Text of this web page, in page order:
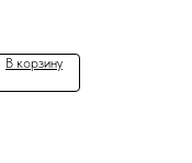
В корзину